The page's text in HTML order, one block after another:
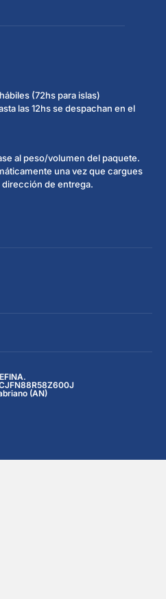
(72hs para islas)
las 12hs se despachan en el
al peso/volumen del paquete.
una vez que cargues
de entrega.
(AN)